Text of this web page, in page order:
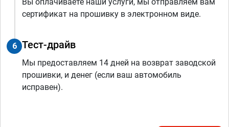
сертификат на прошивку в электронном виде.
6 Тест-драйв
Мы предоставляем 14 дней на возврат заводской
прошивки, и денег (если ваш автомобиль
исправен).